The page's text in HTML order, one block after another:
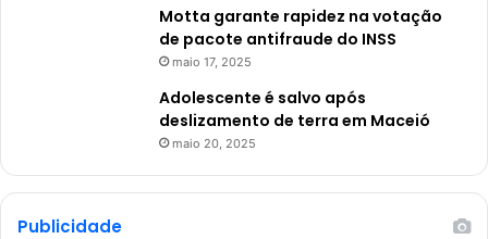
Motta garante rapidez na votação
de pacote antifraude do INSS
maio 17, 2025
Adolescente é salvo após
deslizamento de terra em Maceió
maio 20, 2025
Publicidade